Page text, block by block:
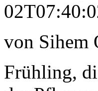
von Sihem
Frühling,